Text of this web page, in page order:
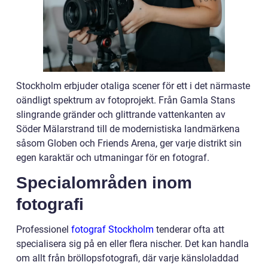
Stockholm erbjuder otaliga scener för ett i det närmaste
oändligt spektrum av fotoprojekt. Från Gamla Stans
slingrande gränder och glittrande vattenkanten av
Söder Mälarstrand till de modernistiska landmärkena
såsom Globen och Friends Arena, ger varje distrikt sin
egen karaktär och utmaningar för en fotograf.
Specialområden inom
fotografi
Professionel fotograf Stockholm tenderar ofta att
specialisera sig på en eller flera nischer. Det kan handla
om allt från bröllopsfotografi, där varje känsloladdad